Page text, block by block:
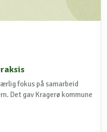
fokus på samarbeid
Det gav Kragerø kommune